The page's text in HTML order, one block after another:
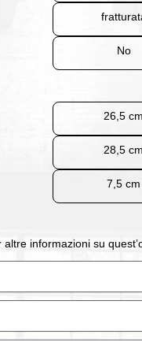
No
26,5 cm
28,5 cm
7,5 cm
informazioni su